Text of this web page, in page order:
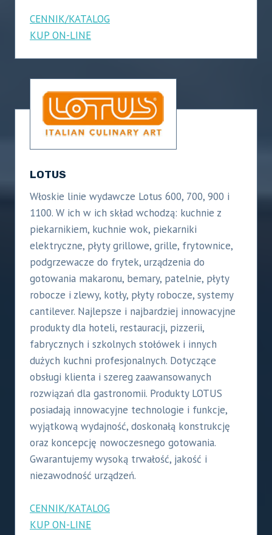
CENNIK/KATALOG
KUP ON-LINE
LOTUS
Włoskie linie wydawcze Lotus 600, 700, 900 i
1100. W ich w ich skład wchodzą: kuchnie z
piekarnikiem, kuchnie wok, piekarniki
elektryczne, płyty grillowe, grille, frytownice,
podgrzewacze do frytek, urządzenia do
gotowania makaronu, bemary, patelnie, płyty
robocze i zlewy, kotły, płyty robocze, systemy
cantilever. Najlepsze i najbardziej innowacyjne
produkty dla hoteli, restauracji, pizzerii,
fabrycznych i szkolnych stołówek i innych
dużych kuchni profesjonalnych. Dotyczące
obsługi klienta i szereg zaawansowanych
rozwiązań dla gastronomii. Produkty LOTUS
posiadają innowacyjne technologie i funkcje,
wyjątkową wydajność, doskonałą konstrukcję
oraz koncepcję nowoczesnego gotowania.
Gwarantujemy wysoką trwałość, jakość i
niezawodność urządzeń.
CENNIK/KATALOG
KUP ON-LINE